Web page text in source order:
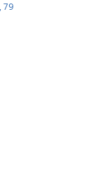
79